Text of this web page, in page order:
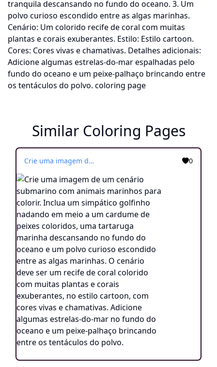
Similar Coloring Pages
Crie uma imagem de um cenário submarino com animais marinhos para colorir. Inclua um simpático golfinho nadando em meio a um cardume de peixes coloridos, uma tartaruga marinha descansando no fundo do oceano e um polvo curioso escondido entre as algas marinhas. O cenário deve ser um recife de coral colorido com muitas plantas e corais exuberantes, no estilo cartoon, com cores vivas e chamativas. Adicione algumas estrelas-do-mar no fundo do oceano e um peixe-palhaço brincando entre os tentáculos do polvo. 0